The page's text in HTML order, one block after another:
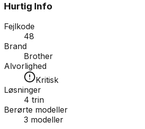
Hurtig Info
Fejlkode
48
Brand
Brother
Alvorlighed
Kritisk
Løsninger
4 trin
Berørte modeller
3 modeller